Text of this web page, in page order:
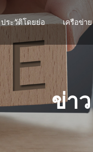
ประวัติโดยย่อ เครือข่าย
ข่าว